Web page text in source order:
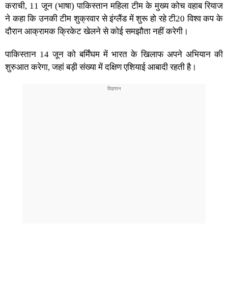
कराची, 11 जून (भाषा) पाकिस्तान महिला टीम के मुख्य कोच वहाब रियाज
ने कहा कि उनकी टीम शुक्रवार से इंग्लैंड में शुरू हो रहे टी20 विश्व कप के
दौरान आक्रामक क्रिकेट खेलने से कोई समझौता नहीं करेगी।
पाकिस्तान 14 जून को बर्मिंघम में भारत के खिलाफ अपने अभियान की
शुरुआत करेगा, जहां बड़ी संख्या में दक्षिण एशियाई आबादी रहती है।